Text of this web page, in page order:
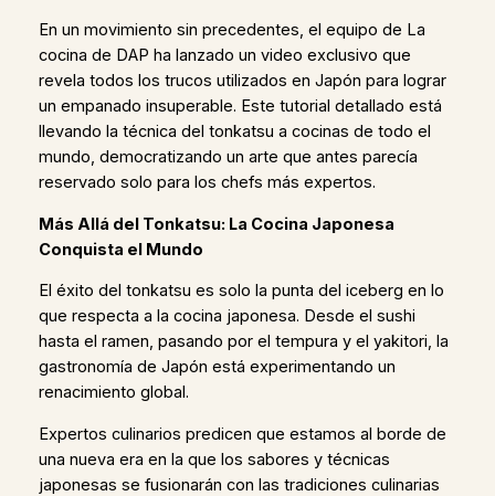
En un movimiento sin precedentes, el equipo de La
cocina de DAP ha lanzado un video exclusivo que
revela todos los trucos utilizados en Japón para lograr
un empanado insuperable. Este tutorial detallado está
llevando la técnica del tonkatsu a cocinas de todo el
mundo, democratizando un arte que antes parecía
reservado solo para los chefs más expertos.
Más Allá del Tonkatsu: La Cocina Japonesa
Conquista el Mundo
El éxito del tonkatsu es solo la punta del iceberg en lo
que respecta a la cocina japonesa. Desde el sushi
hasta el ramen, pasando por el tempura y el yakitori, la
gastronomía de Japón está experimentando un
renacimiento global.
Expertos culinarios predicen que estamos al borde de
una nueva era en la que los sabores y técnicas
japonesas se fusionarán con las tradiciones culinarias